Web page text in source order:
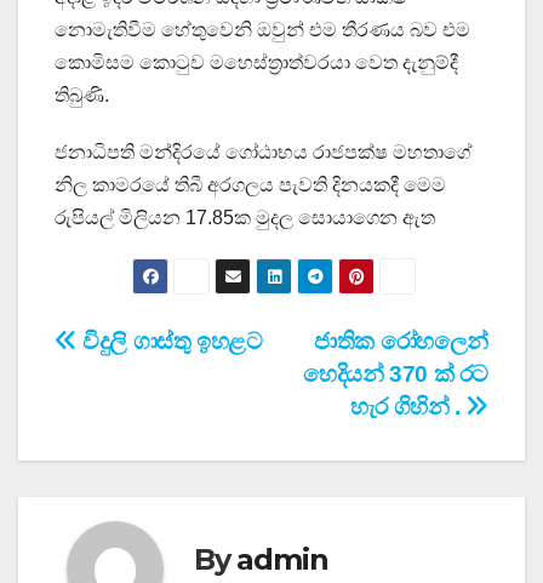
නොමැතිවීම හේතුවෙනි ඔවුන් එම තීරණය බව එම
කොමිසම කොටුව මහෙස්ත්‍රාත්වරයා වෙත දැනුම්දී
තිබුණි.
ජනාධිපති මන්දිරයේ ගෝඨාභය රාජපක්ෂ මහතාගේ
නිල කාමරයේ තිබී අරගලය පැවති දිනයකදී මෙම
රුපියල් මිලියන 17.85ක මුදල සොයාගෙන ඇත
Post
ජාතික රෝහලෙන්
හෙදියන් 370 ක් රට
හැර ගිහින් .
විදුලි ගාස්තු ඉහළට
Byadmin